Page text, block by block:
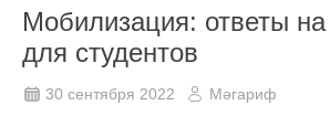
Мобилизация: ответы
для студентов
30 сентября 2022 Мәгариф